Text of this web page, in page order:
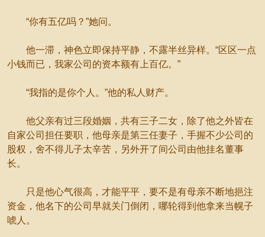
“你有五亿吗？”她问。
他一滞，神色立即保持平静，不露半丝异样。“区区一点
小钱而已，我家公司的资本额有上百亿。”
“我指的是你个人。”他的私人财产。
他父亲有过三段婚姻，共有三子二女，除了他之外皆在
自家公司担任要职，他母亲是第三任妻子，手握不少公司的
股权，舍不得儿子太辛苦，另外开了间公司由他挂名董事
长。
只是他心气很高，才能平平，要不是有母亲不断地挹注
资金，他名下的公司早就关门倒闭，哪轮得到他拿来当幌子
唬人。